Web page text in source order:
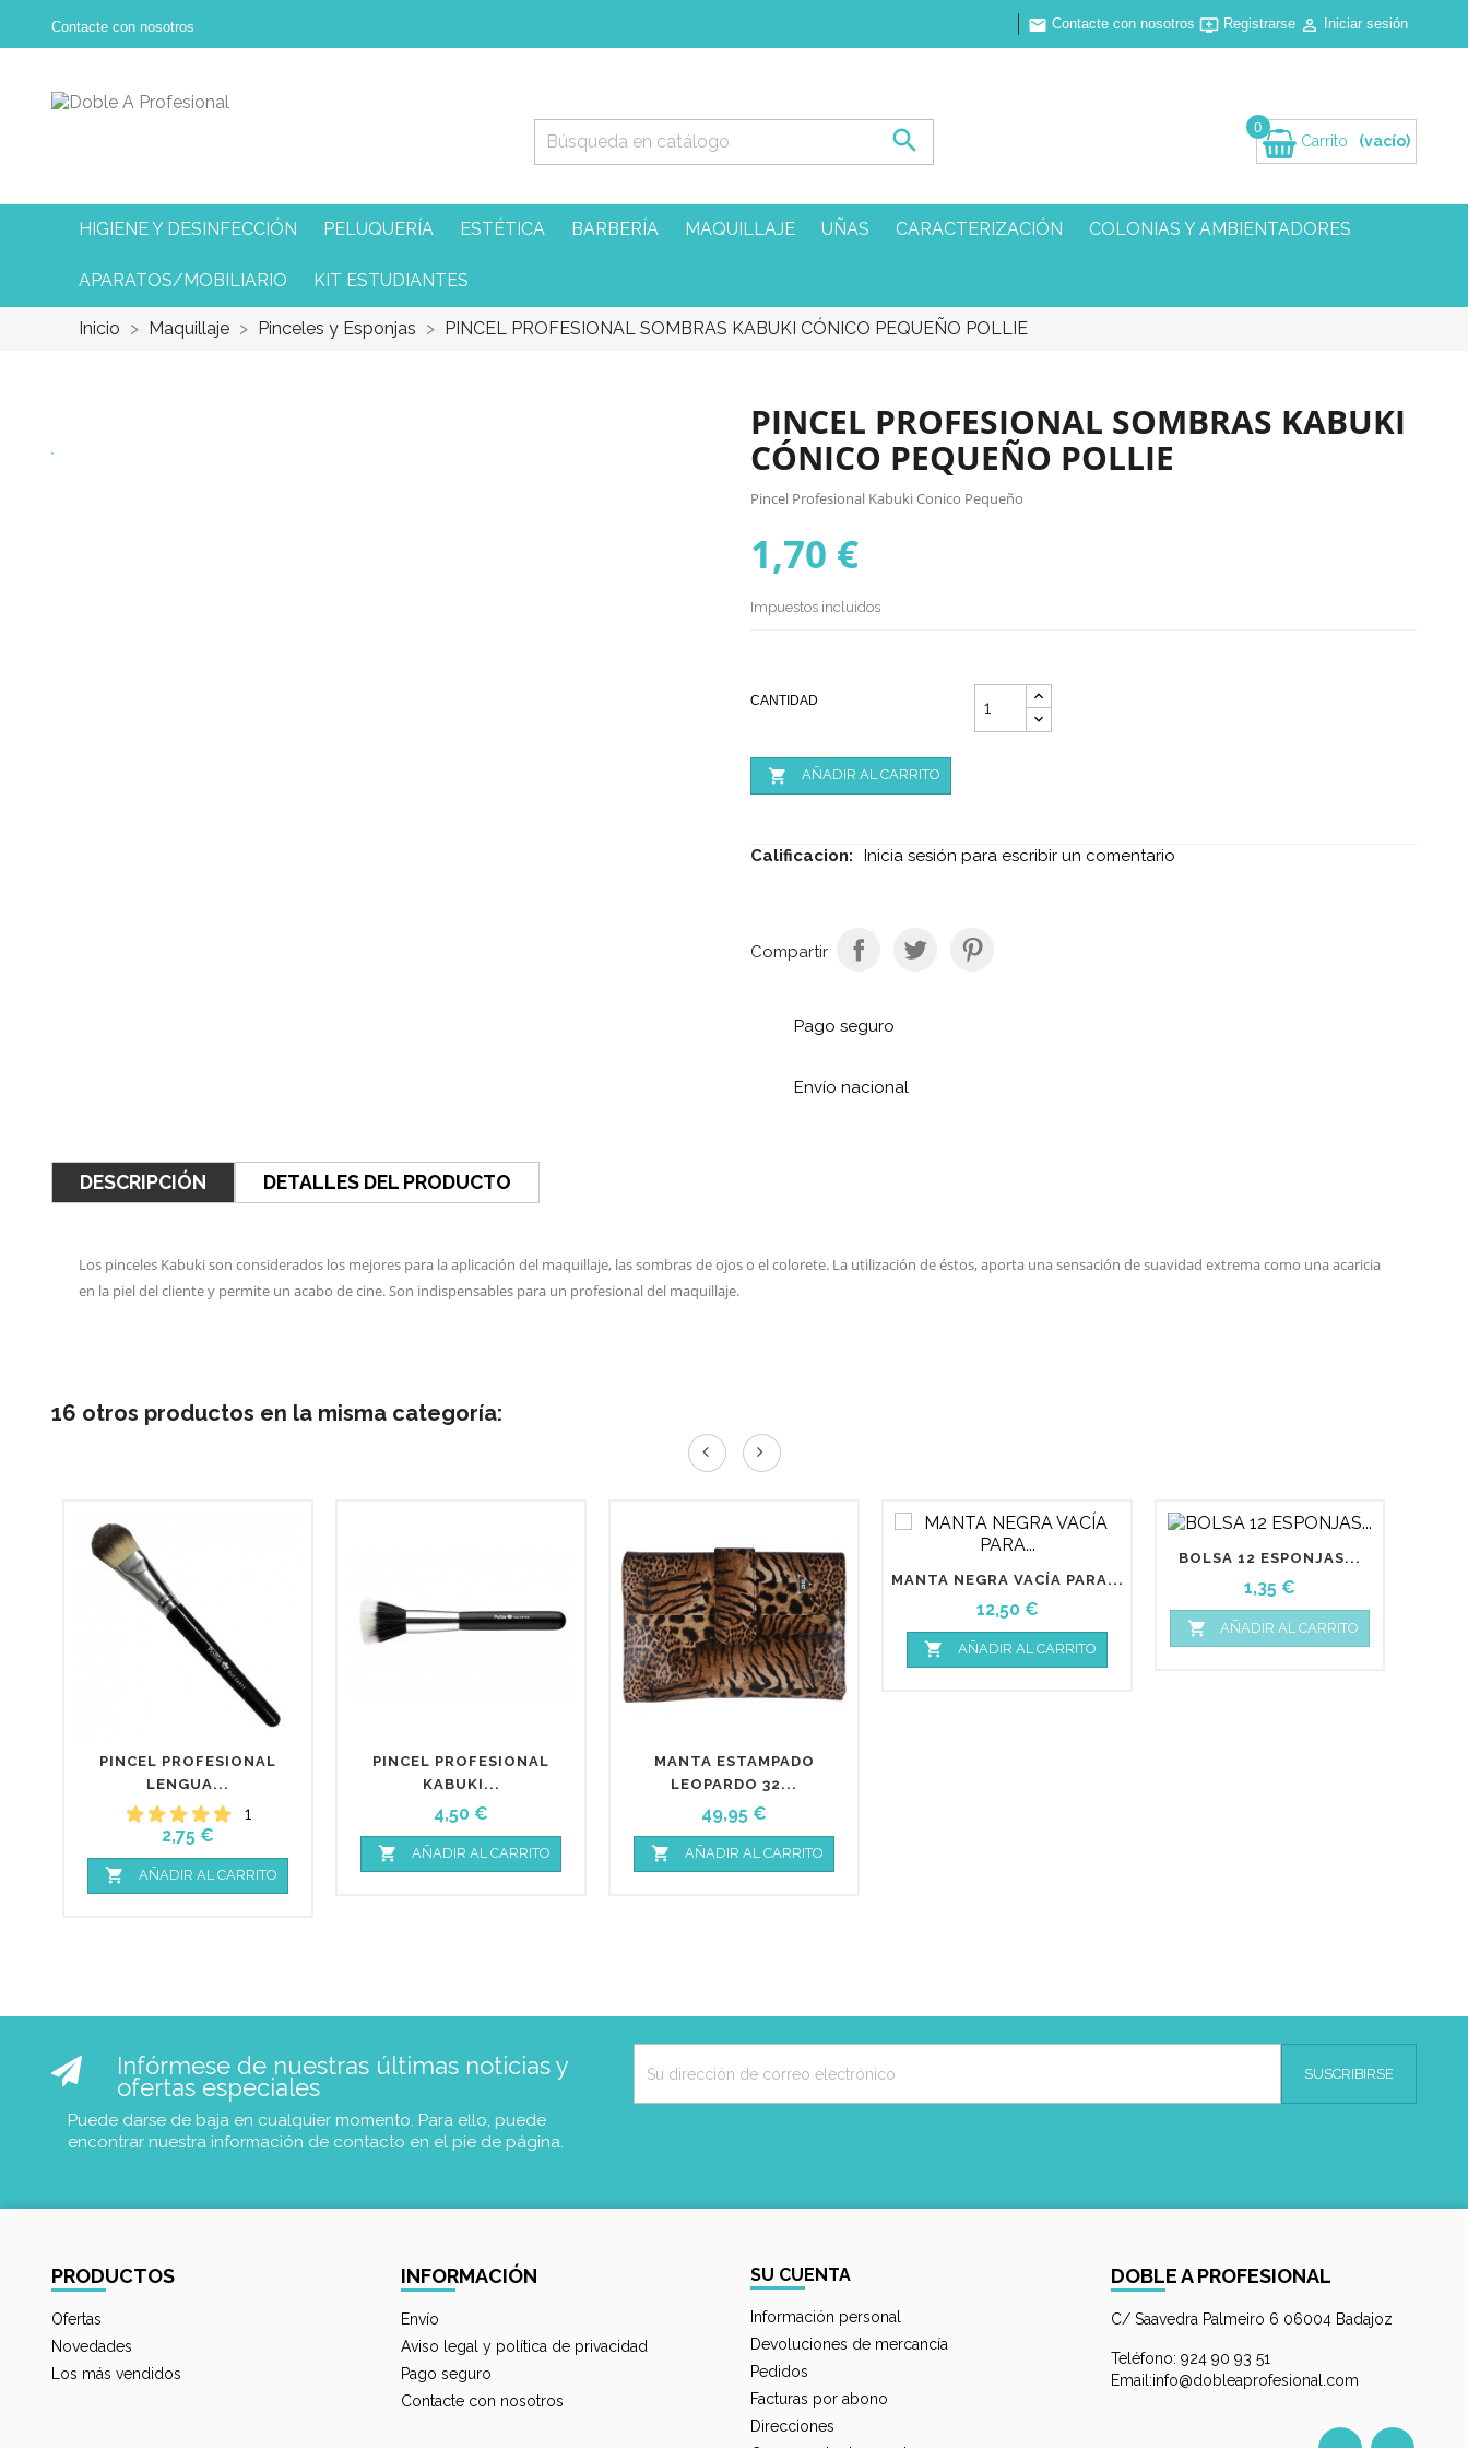
Contacte con nosotros  Contacte con nosotros Registrarse  Iniciar sesión
 Carrito
0
(vacío)
HIGIENE Y DESINFECCIÓN PELUQUERÍA ESTÉTICA BARBERÍA MAQUILLAJE UÑAS CARACTERIZACIÓN COLONIAS Y AMBIENTADORES
APARATOS/MOBILIARIO KIT ESTUDIANTES
Inicio Maquillaje Pinceles y Esponjas PINCEL PROFESIONAL SOMBRAS KABUKI CÓNICO PEQUEÑO POLLIE
PINCEL PROFESIONAL SOMBRAS KABUKI
CÓNICO PEQUEÑO POLLIE
Pincel Profesional Kabuki Conico Pequeño
1,70 €
Impuestos incluidos
CANTIDAD
 AÑADIR AL CARRITO
Calificacion: Inicia sesión para escribir un comentario
Compartir
Pago seguro
Envío nacional
DESCRIPCIÓN DETALLES DEL PRODUCTO
Los pinceles Kabuki son considerados los mejores para la aplicación del maquillaje, las sombras de ojos o el colorete. La utilización de éstos, aporta una sensación de suavidad extrema como una acaricia
en la piel del cliente y permite un acabo de cine. Son indispensables para un profesional del maquillaje.
16 otros productos en la misma categoría:
PINCEL PROFESIONAL
LENGUA...
1
Precio
2,75 €
 AÑADIR AL CARRITO
PINCEL PROFESIONAL
KABUKI...
Precio
4,50 €
 AÑADIR AL CARRITO
MANTA ESTAMPADO
LEOPARDO 32...
Precio
49,95 €
 AÑADIR AL CARRITO
MANTA NEGRA VACÍA PARA...
Precio
12,50 €
 AÑADIR AL CARRITO
BOLSA 12 ESPONJAS...
Precio
1,35 €
 AÑADIR AL CARRITO
Infórmese de nuestras últimas noticias y
ofertas especiales
Puede darse de baja en cualquier momento. Para ello, puede
encontrar nuestra información de contacto en el pie de página.
PRODUCTOS
Ofertas
Novedades
Los más vendidos
INFORMACIÓN
Envío
Aviso legal y política de privacidad
Pago seguro
Contacte con nosotros
SU CUENTA
Información personal
Devoluciones de mercancía
Pedidos
Facturas por abono
Direcciones
DOBLE A PROFESIONAL
C/ Saavedra Palmeiro 6 06004 Badajoz
Teléfono: 924 90 93 51
Email:info@dobleaprofesional.com
Facebook